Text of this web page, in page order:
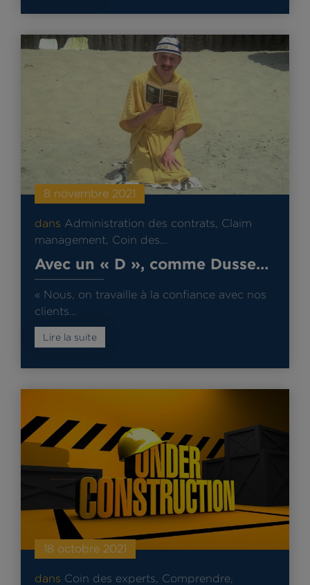
8 novembre 2021
dans Administration des contrats, Claim
management, Coin des…
Avec un « D », comme Dusse…
« Nous, on travaille à la confiance avec nos
clients…
Lire la suite
18 octobre 2021
dans Coin des experts Comprendre